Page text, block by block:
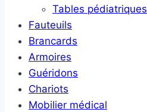
Tables pédiatriques
Fauteuils
Brancards
Armoires
Guéridons
Chariots
Mobilier médical